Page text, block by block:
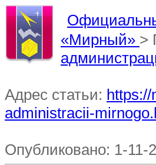
«Мирный» >
Адрес статьи:
administracii-
Опубликовано: 1-11-